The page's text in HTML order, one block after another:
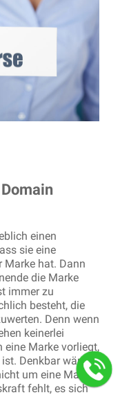
einen
sie eine
Marke hat. Dann
die Marke
immer zu
besteht, die
Denn wenn
keinerlei
eine Marke vorliegt,
Denkbar wäre,
um eine Marke
fehlt, es sich